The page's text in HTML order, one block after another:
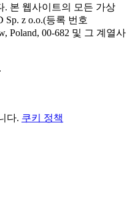
. 본 웹사이트의 모든 가상
z o.o.(등록 번호
Poland, 00-682 및 그 계열사
다. 쿠키 정책